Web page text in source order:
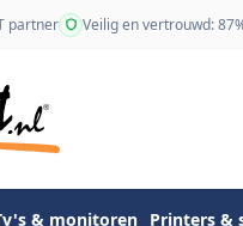
partner Veilig en vertrouwd:
& monitoren Printers &